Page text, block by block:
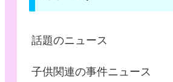
話題のニュース
子供関連の事件ニュース